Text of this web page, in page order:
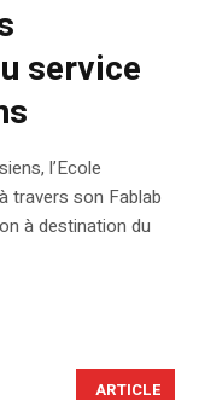
service
l’Ecole
travers son Fablab
à destination du
ARTICLE